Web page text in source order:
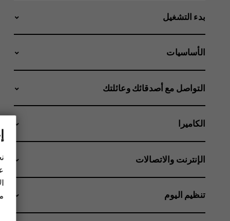
بدء التشغيل
الأساسيات
التواصل مع أصدقائك وعائلتك
الكاميرا
الإنترنت والاتصالات
تنظيم اليوم